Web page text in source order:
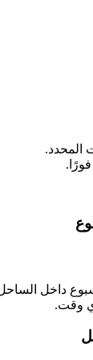
المحدد.
داخل الساحل
وقت.